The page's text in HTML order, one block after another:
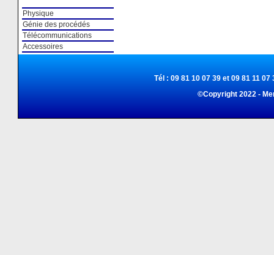
Physique
Génie des procédés
Télécommunications
Accessoires
Tél : 09 81 10 07 39 et 09 81 11
©Copyright 2022 -